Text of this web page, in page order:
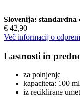
Slovenija: standardna
€ 42,90
Več informacij o
Lastnosti in
za polnjenje
kapaciteta: 100 ml
iz reciklirane